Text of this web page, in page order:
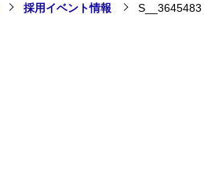
採用イベント情報 S__3645483